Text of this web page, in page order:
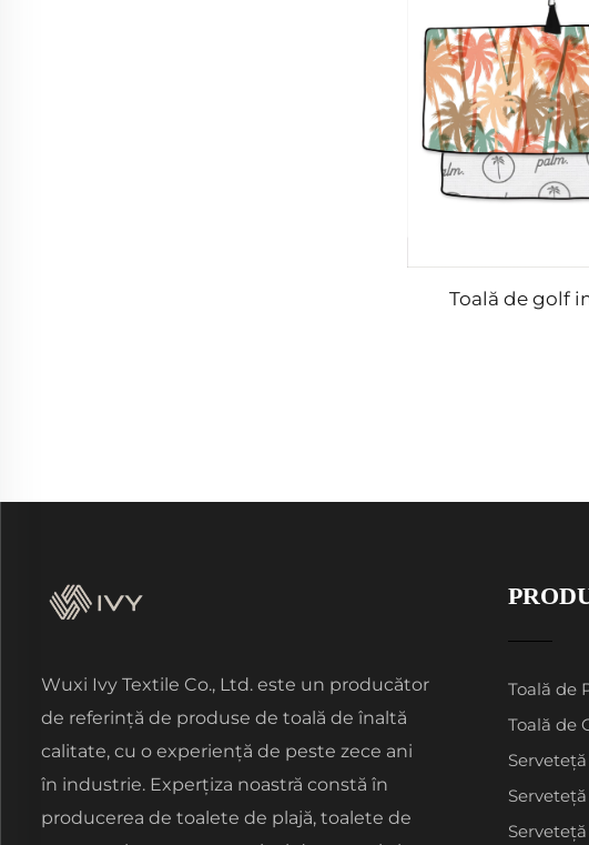
Toală de golf
Wuxi Ivy Textile Co., Ltd. este un producător
de referință de produse de toală de înaltă
calitate, cu o experiență de peste zece ani
în industrie. Experțiza noastră constă în
producerea de toalete de plajă, toalete de
Toală de
Toală de